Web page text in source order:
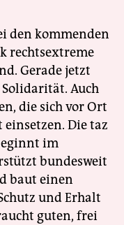
den kommenden
rechtsextreme
Gerade jetzt
Auch
die sich vor Ort
Die taz
im
bundesweit
baut einen
und Erhalt
guten, frei